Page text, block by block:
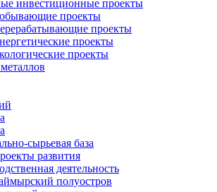
инвестиционные проекты
проекты
проекты
проекты
проекты
сырьевая база
развития
деятельность
полуостров